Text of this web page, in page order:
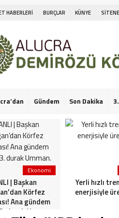
HABERLERİ BURÇLAR KÜNYE
Gündem Son Dakika
Ekonomi
| Başkan
Körfez
Ana gündem
durak Umman.
Yerli hızlı
enerjisiyle